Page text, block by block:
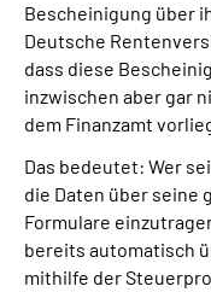
Suche
Bescheinigung über
Deutsche
dass diese
inzwischen aber gar
dem Finanzamt
Das bedeutet: Wer
die Daten über seine
Formulare
bereits automatisch
mithilfe der